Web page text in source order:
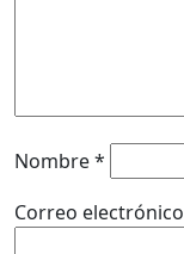
Nombre*
Correo electrónico